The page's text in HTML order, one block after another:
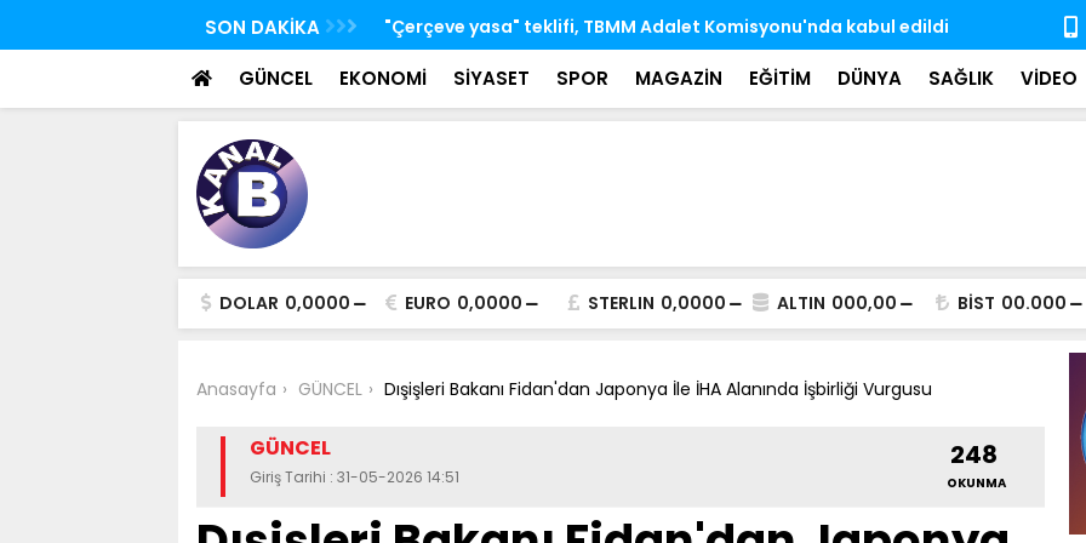
SON DAKİKA
Adalet Komisyonu'nda kabul edildi
Bakan Kacır: Bugüne dek 10 Antarktika, 6 Arktik bilim seferini Türk
bilim insanları gerçekleştirdi
Hayata
iz bıraktı
GÜNCEL EKONOMİ SİYASET SPOR MAGAZİN EĞİTİM DÜNYA SAĞLIK VİDEO
DOLAR 0,0000 EURO 0,0000 STERLIN 0,0000 ALTIN 000,00 BİST 00.000
Anasayfa GÜNCEL Dışişleri Bakanı Fidan'dan Japonya İle İHA Alanında İşbirliği Vurgusu
GÜNCEL
Giriş Tarihi : 31-05-2026 14:51
248
OKUNMA